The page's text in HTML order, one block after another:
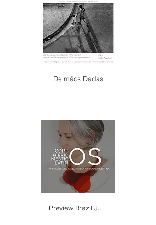
De mãos Dadas
Preview Brazil Jewelry Week